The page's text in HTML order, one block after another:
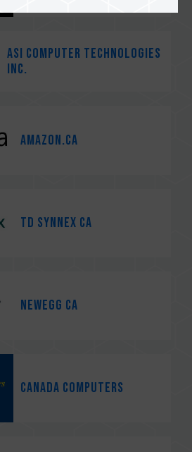
ASI Computer Technologies
Inc.
Amazon.ca
TD Synnex CA
Newegg CA
Canada Computers